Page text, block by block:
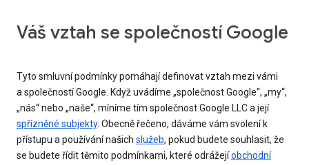
Váš vztah se společností Google
Tyto smluvní podmínky pomáhají definovat vztah mezi vámi
a společností Google. Když uvádíme „společnost Google“, „my“,
„nás“ nebo „naše“, míníme tím společnost Google LLC a její
spřízněné subjekty. Obecně řečeno, dáváme vám svolení k
přístupu a používání našich služeb, pokud budete souhlasit, že
se budete řídit těmito podmínkami, které odrážejíobchodní